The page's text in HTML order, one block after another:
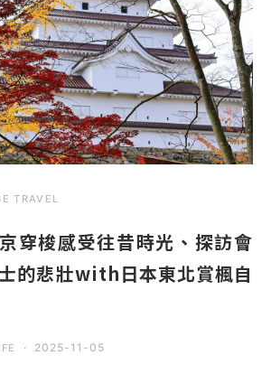
TRAVEL
穿梭感受往昔時光、探訪會
的悲壯with日本東北賞楓自
2025-11-05